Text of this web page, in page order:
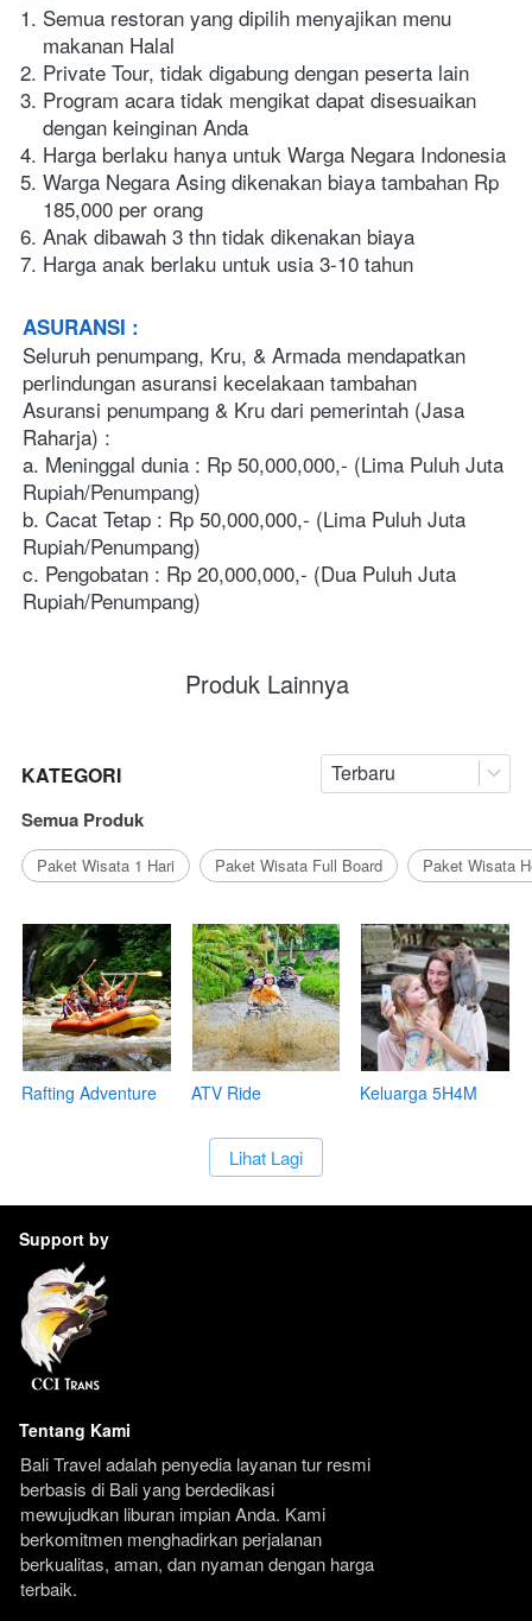
Semua restoran yang dipilih menyajikan menu
makanan Halal
Private Tour, tidak digabung dengan peserta lain
Program acara tidak mengikat dapat disesuaikan
dengan keinginan Anda
Harga berlaku hanya untuk Warga Negara Indonesia
Warga Negara Asing dikenakan biaya tambahan Rp
185,000 per orang
Anak dibawah 3 thn tidak dikenakan biaya
Harga anak berlaku untuk usia 3-10 tahun
ASURANSI :
Seluruh penumpang, Kru, & Armada mendapatkan
perlindungan asuransi kecelakaan tambahan
Asuransi penumpang & Kru dari pemerintah (Jasa
Raharja) :
a. Meninggal dunia : Rp 50,000,000,- (Lima Puluh Juta
Rupiah/Penumpang)
b. Cacat Tetap : Rp 50,000,000,- (Lima Puluh Juta
Rupiah/Penumpang)
c. Pengobatan : Rp 20,000,000,- (Dua Puluh Juta
Rupiah/Penumpang)
Produk Lainnya
KATEGORI Terbaru
Semua Produk
Paket Wisata 1 Hari Paket Wisata Full Board Paket Wisata
Rafting Adventure
ATV Ride
Keluarga 5H4M
`Lihat Lagi
Support by
Tentang Kami
Bali Travel adalah penyedia layanan tur resmi
berbasis di Bali yang berdedikasi
mewujudkan liburan impian Anda. Kami
berkomitmen menghadirkan perjalanan
berkualitas, aman, dan nyaman dengan harga
terbaik.